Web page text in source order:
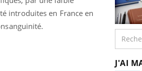
introduites en France en
J'AI